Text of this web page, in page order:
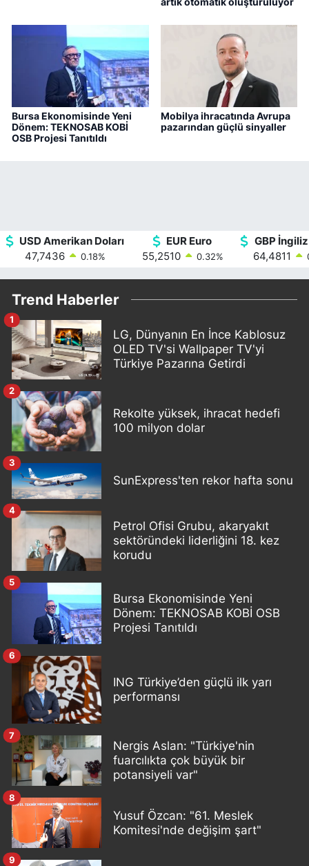
Bursa Ekonomisinde Yeni
Dönem: TEKNOSAB KOBİ
OSB Projesi Tanıtıldı
Mobilya ihracatında Avrupa
pazarından güçlü sinyaller
USD Amerikan Doları
47,7436
0.18%
EUR Euro
55,2510
0.32%
GBP
64,4811
Trend Haberler
LG, Dünyanın En İnce Kablosuz
OLED TV'si Wallpaper TV'yi
Türkiye Pazarına Getirdi
1
Rekolte yüksek, ihracat hedefi
100 milyon dolar
2
SunExpress'ten rekor hafta sonu
3
Petrol Ofisi Grubu, akaryakıt
sektöründeki liderliğini 18. kez
korudu
4
Bursa Ekonomisinde Yeni
Dönem: TEKNOSAB KOBİ OSB
Projesi Tanıtıldı
5
ING Türkiye’den güçlü ilk yarı
performansı
6
Nergis Aslan: "Türkiye'nin
fuarcılıkta çok büyük bir
potansiyeli var"
7
Yusuf Özcan: "61. Meslek
Komitesi'nde değişim şart"
8
9